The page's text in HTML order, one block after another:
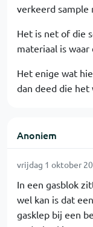
verkeerd sample
Het is net of die
materiaal is
Het enige wat
dan deed die het
Anoniem
vrijdag 1 oktober
In een gasblok
wel kan is dat
gasklep bij een